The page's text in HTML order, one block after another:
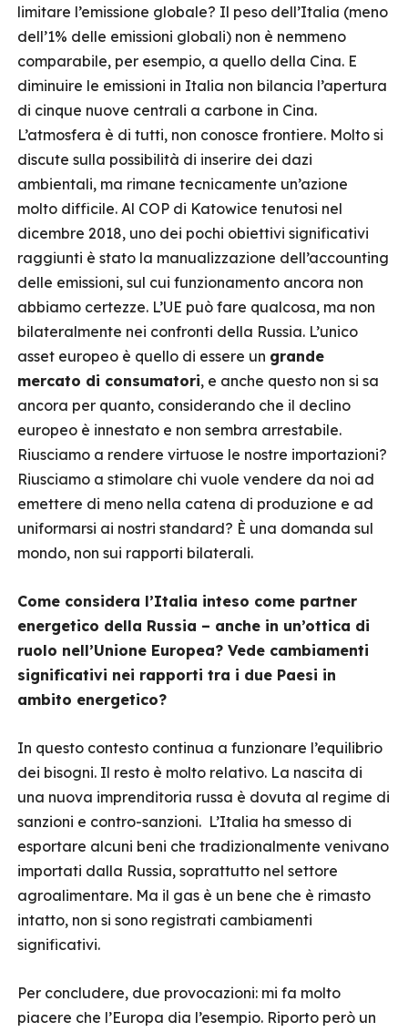
limitare l’emissione globale? Il peso dell’Italia (meno
dell’1% delle emissioni globali) non è nemmeno
comparabile, per esempio, a quello della Cina. E
diminuire le emissioni in Italia non bilancia l’apertura
di cinque nuove centrali a carbone in Cina.
L’atmosfera è di tutti, non conosce frontiere. Molto si
discute sulla possibilità di inserire dei dazi
ambientali, ma rimane tecnicamente un’azione
molto difficile. Al COP di Katowice tenutosi nel
dicembre 2018, uno dei pochi obiettivi significativi
raggiunti è stato la manualizzazione dell’accounting
delle emissioni, sul cui funzionamento ancora non
abbiamo certezze. L’UE può fare qualcosa, ma non
bilateralmente nei confronti della Russia. L’unico
asset europeo è quello di essere un grande
mercato di consumatori, e anche questo non si sa
ancora per quanto, considerando che il declino
europeo è innestato e non sembra arrestabile.
Riusciamo a rendere virtuose le nostre importazioni?
Riusciamo a stimolare chi vuole vendere da noi ad
emettere di meno nella catena di produzione e ad
uniformarsi ai nostri standard? È una domanda sul
mondo, non sui rapporti bilaterali.
Come considera l’Italia inteso come partner
energetico della Russia – anche in un’ottica di
ruolo nell’Unione Europea? Vede cambiamenti
significativi nei rapporti tra i due Paesi in
ambito energetico?
In questo contesto continua a funzionare l’equilibrio
dei bisogni. Il resto è molto relativo. La nascita di
una nuova imprenditoria russa è dovuta al regime di
sanzioni e contro-sanzioni. L’Italia ha smesso di
esportare alcuni beni che tradizionalmente venivano
importati dalla Russia, soprattutto nel settore
agroalimentare. Ma il gas è un bene che è rimasto
intatto, non si sono registrati cambiamenti
significativi.
Per concludere, due provocazioni: mi fa molto
piacere che l’Europa dia l’esempio. Riporto però un